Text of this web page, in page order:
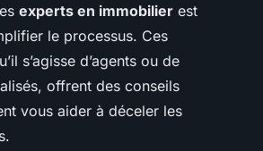
experts en immobilier est
le processus. Ces
s’agisse d’agents ou de
offrent des conseils
vous aider à déceler les